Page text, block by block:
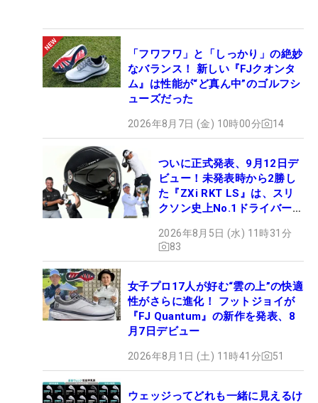
「フワフワ」と「しっかり」の絶妙
なバランス！ 新しい『FJクオンタ
ム』は性能が“ど真ん中”のゴルフシ
ューズだった
2026年8月7日 (金) 10時00分 14
ついに正式発表、9月12日デ
ビュー！未発表時から2勝し
た『ZXi RKT LS』は、スリ
クソン史上No.1ドライバー!?
2026年8月5日 (水) 11時31分
83
女子プロ17人が好む“雲の上”の快適
性がさらに進化！ フットジョイが
『FJ Quantum』の新作を発表、8
月7日デビュー
2026年8月1日 (土) 11時41分 51
ウェッジってどれも一緒に見えるけ